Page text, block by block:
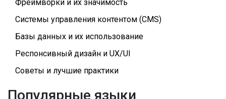
Фреймворки и их значимость
Системы управления контентом (CMS)
Базы данных и их использование
Респонсивный дизайн и UX/UI
Советы и лучшие практики
Популярные языки